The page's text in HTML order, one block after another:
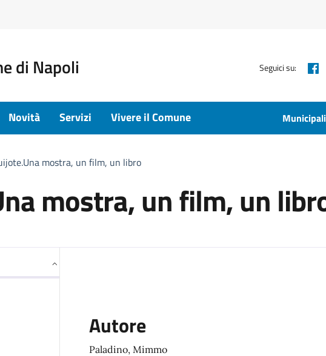
di Napoli Seguici su:
Novità Servizi Vivere il Comune
mostra, un film, un libro
mostra, un film, un
Autore
Paladino, Mimmo